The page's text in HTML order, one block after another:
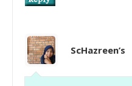
ScHazreen’s